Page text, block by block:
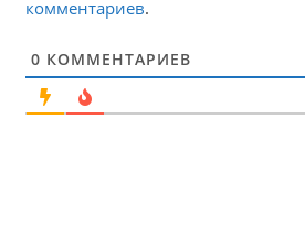
комментариев.
0 КОММЕНТАРИЕВ